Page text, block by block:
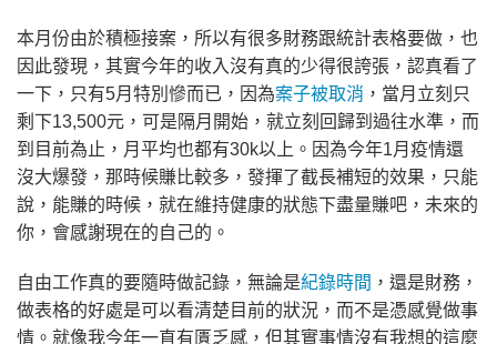
本月份由於積極接案，所以有很多財務跟統計表格要做，也
因此發現，其實今年的收入沒有真的少得很誇張，認真看了
一下，只有5月特別慘而已，因為案子被取消 ，當月立刻只
剩下13,500元，可是隔月開始，就立刻回歸到過往水準，而
到目前為止，月平均也都有30k以上。因為今年1月疫情還
沒大爆發，那時候賺比較多，發揮了截長補短的效果，只能
說，能賺的時候，就在維持健康的狀態下盡量賺吧，未來的
你，會感謝現在的自己的。
自由工作真的要隨時做記錄，無論是紀錄時間 ，還是財務，
做表格的好處是可以看清楚目前的狀況，而不是憑感覺做事
情。就像我今年一直有匱乏感，但其實事情沒有我想的這麼